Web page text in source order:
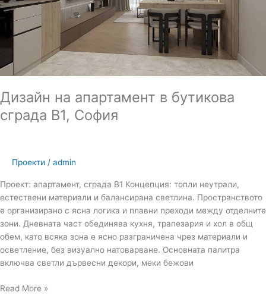
Дизайн на апартамент в бутикова
сграда В1, София
Проекти / admin
Проект: апартамент, сграда В1 Концепция: топли неутрали,
естествени материали и балансирана светлина. Пространството
е организирано с ясна логика и плавни преходи между отделните
зони. Дневната част обединява кухня, трапезария и хол в общ
обем, като всяка зона е ясно разграничена чрез материали и
осветление, без визуално натоварване. Основната палитра
включва светли дървесни декори, меки бежови
Read More »